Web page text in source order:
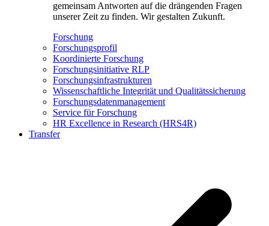
gemeinsam Antworten auf die drängenden Fragen
unserer Zeit zu finden. Wir gestalten Zukunft.
Forschung
Forschungsprofil
Koordinierte Forschung
Forschungsinitiative RLP
Forschungsinfrastrukturen
Wissenschaftliche Integrität und Qualitätssicherung
Forschungsdatenmanagement
Service für Forschung
HR Excellence in Research (HRS4R)
Transfer